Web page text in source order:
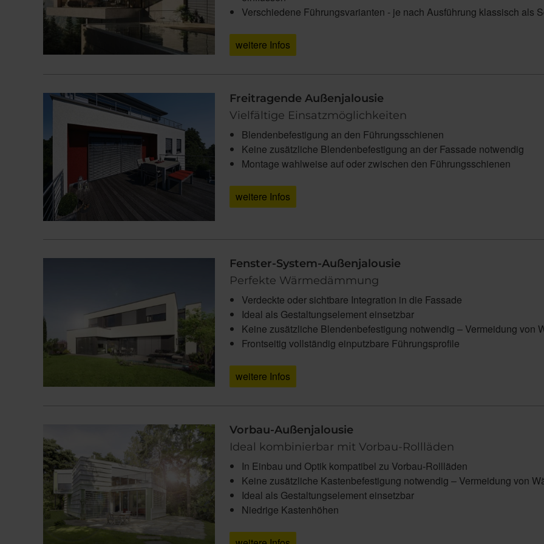
Verschiedene Führungsvarianten - je nach Ausführung klassisch als
weitere Infos
Freitragende Außenjalousie
Vielfältige Einsatzmöglichkeiten
Blendenbefestigung an den Führungsschienen
Keine zusätzliche Blendenbefestigung an der Fassade notwendig
Montage wahlweise auf oder zwischen den Führungsschienen
weitere Infos
Fenster-System-Außenjalousie
Perfekte Wärmedämmung
Verdeckte oder sichtbare Integration in die Fassade
Ideal als Gestaltungselement einsetzbar
Keine zusätzliche Blendenbefestigung notwendig – Vermeidung von
Frontseitig vollständig einputzbare Führungsprofile
weitere Infos
Vorbau-Außenjalousie
Ideal kombinierbar mit Vorbau-Rollläden
In Einbau und Optik kompatibel zu Vorbau-Rollläden
Keine zusätzliche Kastenbefestigung notwendig – Vermeidung von
Ideal als Gestaltungselement einsetzbar
Niedrige Kastenhöhen